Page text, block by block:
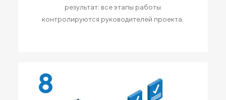
результат: все этапы работы
контролируются руководителей проекта.
8